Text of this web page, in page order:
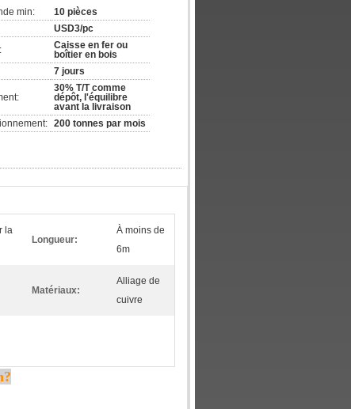
min:
10 pièces
USD3/pc
Caisse en fer ou
boîtier en bois
7 jours
30% T/T comme
dépôt, l'équilibre
avant la livraison
200 tonnes par mois
la
Longueur:
À moins de
6m
Matériaux:
Alliage de
cuivre